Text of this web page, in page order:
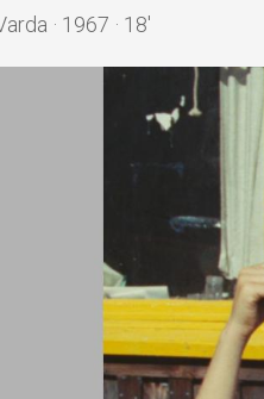
· 1967 · 18'